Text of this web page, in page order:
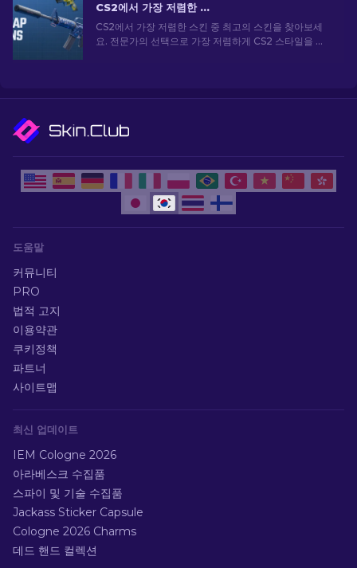
CS2에서 가장 저렴한 스킨 [2026]
CS2에서 가장 저렴한 스킨 중 최고의 스킨을 찾아보세
요. 전문가의 선택으로 가장 저렴하게 CS2 스타일을 업
도움말
커뮤니티
PRO
법적 고지
이용약관
쿠키정책
파트너
사이트맵
최신 업데이트
IEM Cologne 2026
아라베스크 수집품
스파이 및 기술 수집품
Jackass Sticker Capsule
Cologne 2026 Charms
데드 핸드 컬렉션